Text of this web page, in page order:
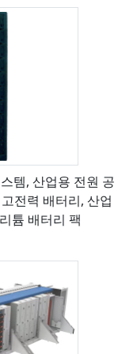
템, 산업용 전원 공
전력 배터리, 산업
튬 배터리 팩